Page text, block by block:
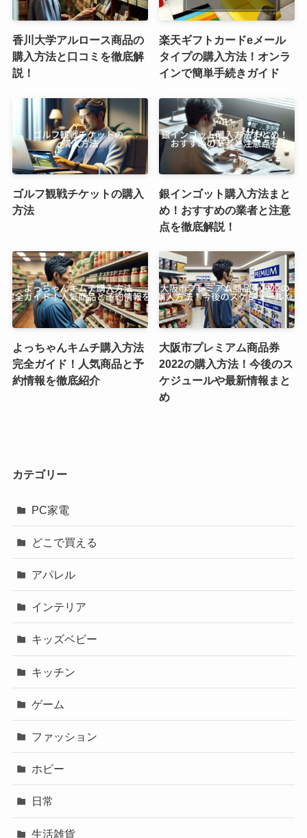
香川大学アルロース商品の
購入方法と口コミを徹底解
説！
楽天ギフトカードeメール
タイプの購入方法！オンラ
インで簡単手続きガイド
ゴルフ観戦チケットの購入
方法
銀インゴット購入方法まと
め！おすすめの業者と注意
点を徹底解説！
よっちゃんキムチ購入方法
完全ガイド！人気商品と予
約情報を徹底紹介
大阪市プレミアム商品券
2022の購入方法！今後のス
ケジュールや最新情報まと
め
カテゴリー
PC家電
どこで買える
アパレル
インテリア
キッズベビー
キッチン
ゲーム
ファッション
ホビー
日常
生活雑貨